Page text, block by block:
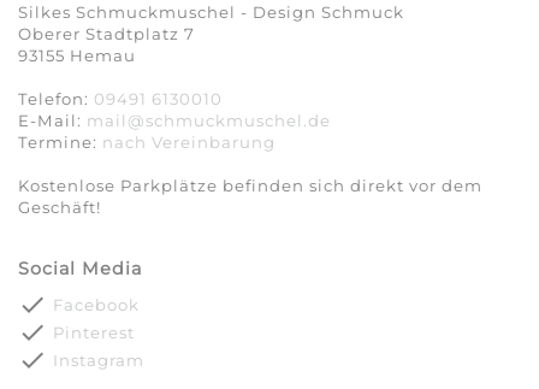
Silkes Schmuckmuschel - Design Schmuck
Oberer Stadtplatz 7
93155 Hemau
Telefon: 09491 6130010
E-Mail: mail@schmuckmuschel.de
Termine: nach Vereinbarung​​​​​​​
Kostenlose Parkplätze befinden sich direkt vor dem
Geschäft!
Social Media
done Facebook
done Pinterest
done Instagram